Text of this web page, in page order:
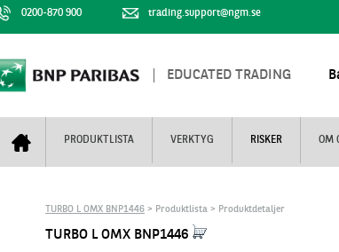
0200-870 900 trading.support@ngm.se
EDUCATED TRADING
PRODUKTLISTA VERKTYG RISKER OM
Mini Futures
Nyhestbrev+
Finansiell information
TURBO L OMX BNP1446 > Produktlista > Produktdetaljer
TURBO L OMX BNP1446